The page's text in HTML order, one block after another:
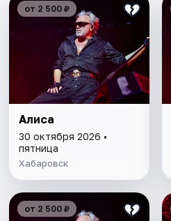
от 2 500 ₽
Алиса
30 октября 2026 •
пятница
Хабаровск
от 2 500 ₽